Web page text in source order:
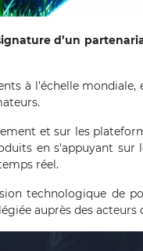
d’un
à l'échelle mondiale,
et sur les
en s'appuyant sur
réel.
technologique de
auprès des acteurs